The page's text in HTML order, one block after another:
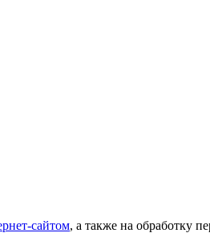
сайтом, а также на обработку